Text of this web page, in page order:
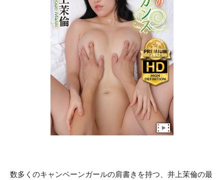
数多くのキャンペーンガールの肩書きを持つ、井上茉倫の最